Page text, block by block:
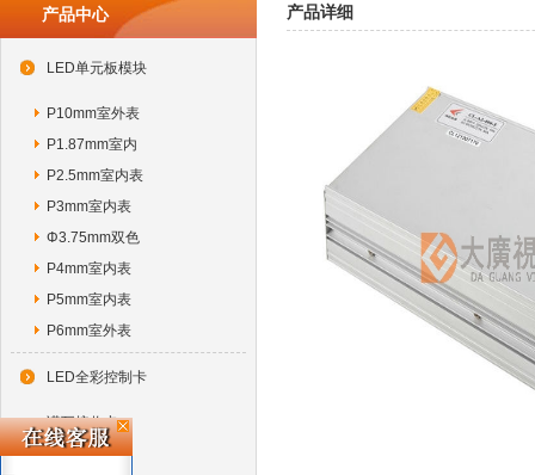
产品中心
LED单元板模块
P10mm室外表
P1.87mm室内
P2.5mm室内表
P3mm室内表
Φ3.75mm双色
P4mm室内表
P5mm室内表
P6mm室外表
LED全彩控制卡
诺瓦接收卡
诺瓦独立控
产品详细